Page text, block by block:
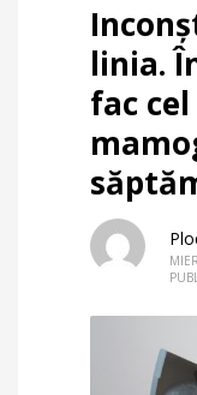
linia.
fac